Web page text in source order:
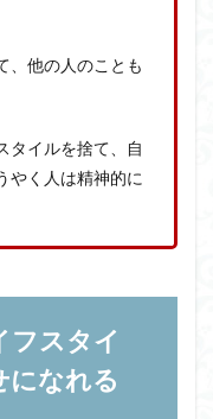
、他の人のことも
タイルを捨て、自
やく人は精神的に
フスタイ
になれる